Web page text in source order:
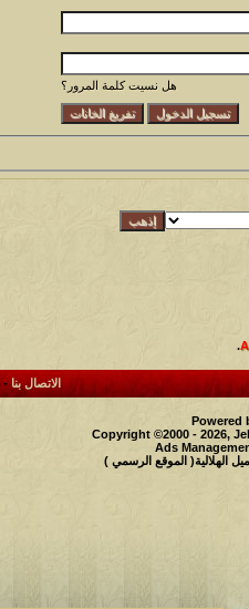
هل نسيت كلمة المرور؟
.
الاتصال بنا-
Powered
Copyright ©2000 - 2026,
Ads
الهلالية( الموقع الرسمي )